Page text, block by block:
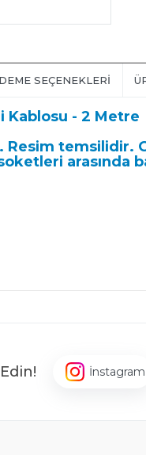
SEÇENEKLERI
Kablosu - 2 Metre
Resim
arasında
İnstagram